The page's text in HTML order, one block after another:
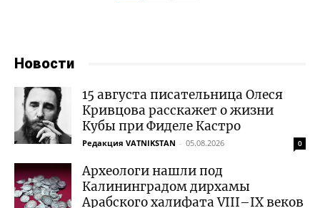
Новости
15 августа писательница Олеся
Кривцова расскажет о жизни
Кубы при Фиделе Кастро
Редакция VATNIKSTAN - 05.08.2026 0
Археологи нашли под
Калининградом дирхамы
Арабского халифата VIII–IX веков